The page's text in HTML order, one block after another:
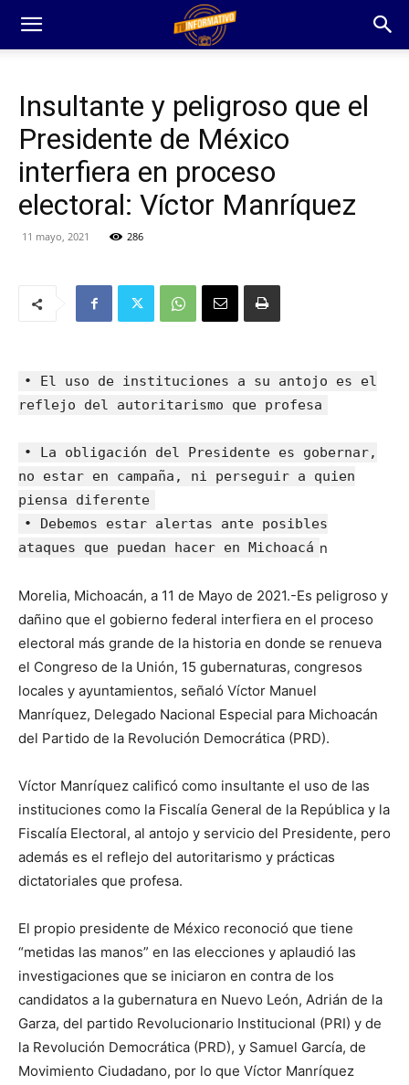
Insultante y peligroso que el
Presidente de México
interfiera en proceso
electoral: Víctor Manríquez
11 mayo, 2021 286
• El uso de instituciones a su antojo es el
reflejo del autoritarismo que profesa
• La obligación del Presidente es gobernar,
no estar en campaña, ni perseguir a quien
piensa diferente
• Debemos estar alertas ante posibles
ataques que puedan hacer en Michoacá n
Morelia, Michoacán, a 11 de Mayo de 2021.-Es peligroso y
dañino que el gobierno federal interfiera en el proceso
electoral más grande de la historia en donde se renueva
el Congreso de la Unión, 15 gubernaturas, congresos
locales y ayuntamientos, señaló Víctor Manuel
Manríquez, Delegado Nacional Especial para Michoacán
del Partido de la Revolución Democrática (PRD).
Víctor Manríquez calificó como insultante el uso de las
instituciones como la Fiscalía General de la República y la
Fiscalía Electoral, al antojo y servicio del Presidente, pero
además es el reflejo del autoritarismo y prácticas
dictatoriales que profesa.
El propio presidente de México reconoció que tiene
“metidas las manos” en las elecciones y aplaudió las
investigaciones que se iniciaron en contra de los
candidatos a la gubernatura en Nuevo León, Adrián de la
Garza, del partido Revolucionario Institucional (PRI) y de
la Revolución Democrática (PRD), y Samuel García, de
Movimiento Ciudadano, por lo que Víctor Manríquez